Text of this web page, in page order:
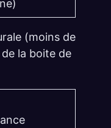
(moins de
la boite de